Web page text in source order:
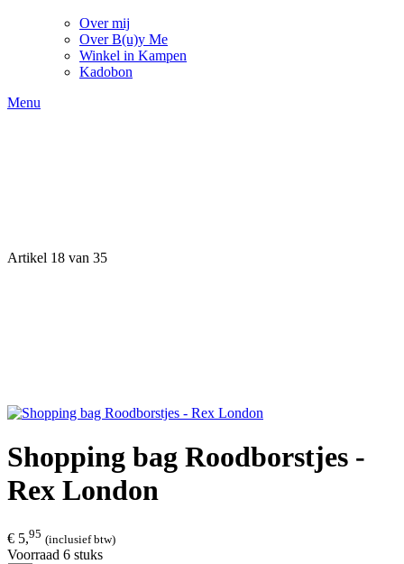
Over mij
Over B(u)y Me
Winkel in Kampen
Kadobon
Menu
Artikel 18 van 35
Shopping bag Roodborstjes -
Rex London
€ 5,95 (inclusief btw)
Voorraad 6 stuks